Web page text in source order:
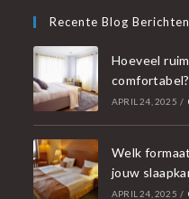
Recente Blog Berichten
Hoeveel
comfortabel?
APRIL 24, 2025 /
Welk
jouw
APRIL 24, 2025 /